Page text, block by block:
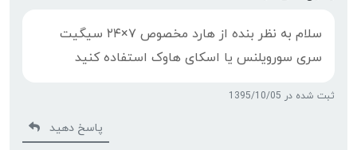
سلام به نظر بنده از هارد مخصوص ۷×۲۴ سیگیت
سری سورویلنس یا اسکای هاوک استفاده کنید
ثبت شده در 1395/10/05
پاسخ دهید